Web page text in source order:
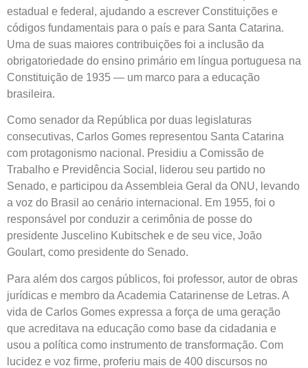
estadual e federal, ajudando a escrever Constituições e
códigos fundamentais para o país e para Santa Catarina.
Uma de suas maiores contribuições foi a inclusão da
obrigatoriedade do ensino primário em língua portuguesa na
Constituição de 1935 — um marco para a educação
brasileira.
Como senador da República por duas legislaturas
consecutivas, Carlos Gomes representou Santa Catarina
com protagonismo nacional. Presidiu a Comissão de
Trabalho e Previdência Social, liderou seu partido no
Senado, e participou da Assembleia Geral da ONU, levando
a voz do Brasil ao cenário internacional. Em 1955, foi o
responsável por conduzir a cerimônia de posse do
presidente Juscelino Kubitschek e de seu vice, João
Goulart, como presidente do Senado.
Para além dos cargos públicos, foi professor, autor de obras
jurídicas e membro da Academia Catarinense de Letras. A
vida de Carlos Gomes expressa a força de uma geração
que acreditava na educação como base da cidadania e
usou a política como instrumento de transformação. Com
lucidez e voz firme, proferiu mais de 400 discursos no